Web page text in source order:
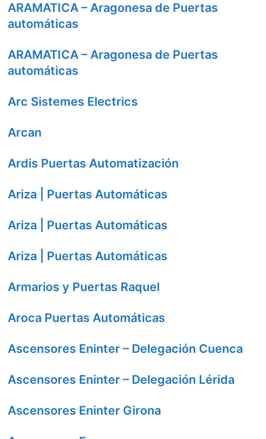
ARAMATICA – Aragonesa de Puertas
automáticas
ARAMATICA – Aragonesa de Puertas
automáticas
Arc Sistemes Electrics
Arcan
Ardis Puertas Automatización
Ariza | Puertas Automáticas
Ariza | Puertas Automáticas
Ariza | Puertas Automáticas
Armarios y Puertas Raquel
Aroca Puertas Automáticas
Ascensores Eninter – Delegación Cuenca
Ascensores Eninter – Delegación Lérida
Ascensores Eninter Girona